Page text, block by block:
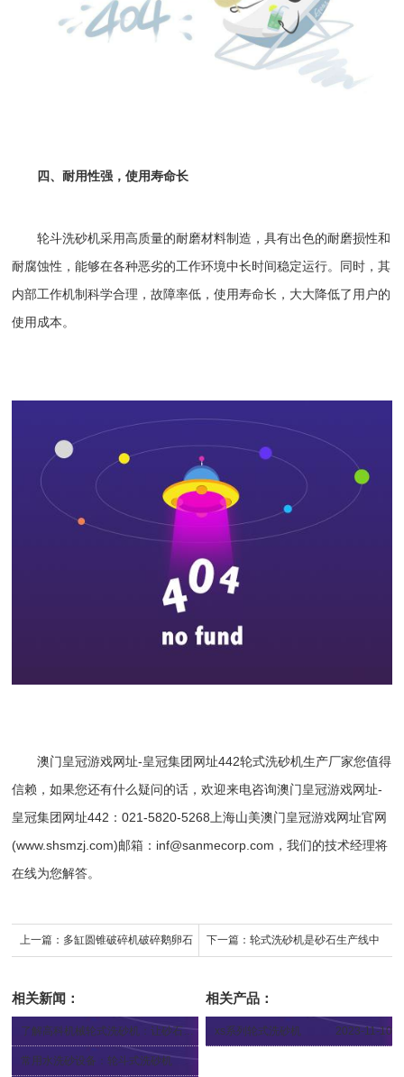
四、耐用性强，使用寿命长
轮斗洗砂机采用高质量的耐磨材料制造，具有出色的耐磨损性和
耐腐蚀性，能够在各种恶劣的工作环境中长时间稳定运行。同时，其
内部工作机制科学合理，故障率低，使用寿命长，大大降低了用户的
使用成本。
澳门皇冠游戏网址-皇冠集团网址442轮式洗砂机生产厂家您值得
信赖，如果您还有什么疑问的话，欢迎来电咨询澳门皇冠游戏网址-
皇冠集团网址442 ：021-5820-5268上海山美澳门皇冠游戏网址官网
(www.shsmzj.com)邮箱： inf@sanmecorp.com ，我们的技术经理将
在线为您解答。
上一篇： 多缸圆锥破碎机破碎鹅卵石 下一篇：轮式洗砂机是砂石生产线中
相关新闻：
了解高科机械轮式洗砂机：让砂石洗选更高效
2024-03-26
常用水洗砂设备：轮斗式洗砂机
相关产品：
xs系列轮式洗砂机 2023-11-10